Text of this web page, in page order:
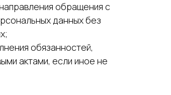
обращения с
данных без
обязанностей,
актами, если иное не